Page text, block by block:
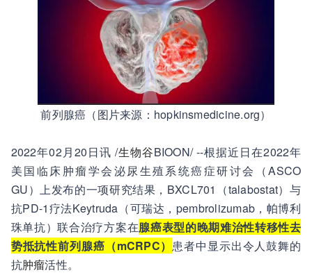
前列腺癌（图片来源：hopkinsmedicine.org）
2022年02月20日讯 /生物谷BIOON/ --根据近日在2022年
美国临床肿瘤学会泌尿生殖系统癌症研讨会（ASCO
GU）上发布的一项研究结果，BXCL701（talabostat）与
抗PD-1疗法Keytruda（可瑞达，pembrolizumab，帕博利
珠单抗）联合治疗方案在腺癌表型的晚期难治性转移性去
势抵抗性前列腺癌（mCRPC） 患者中显示出令人鼓舞的
抗肿瘤活性。